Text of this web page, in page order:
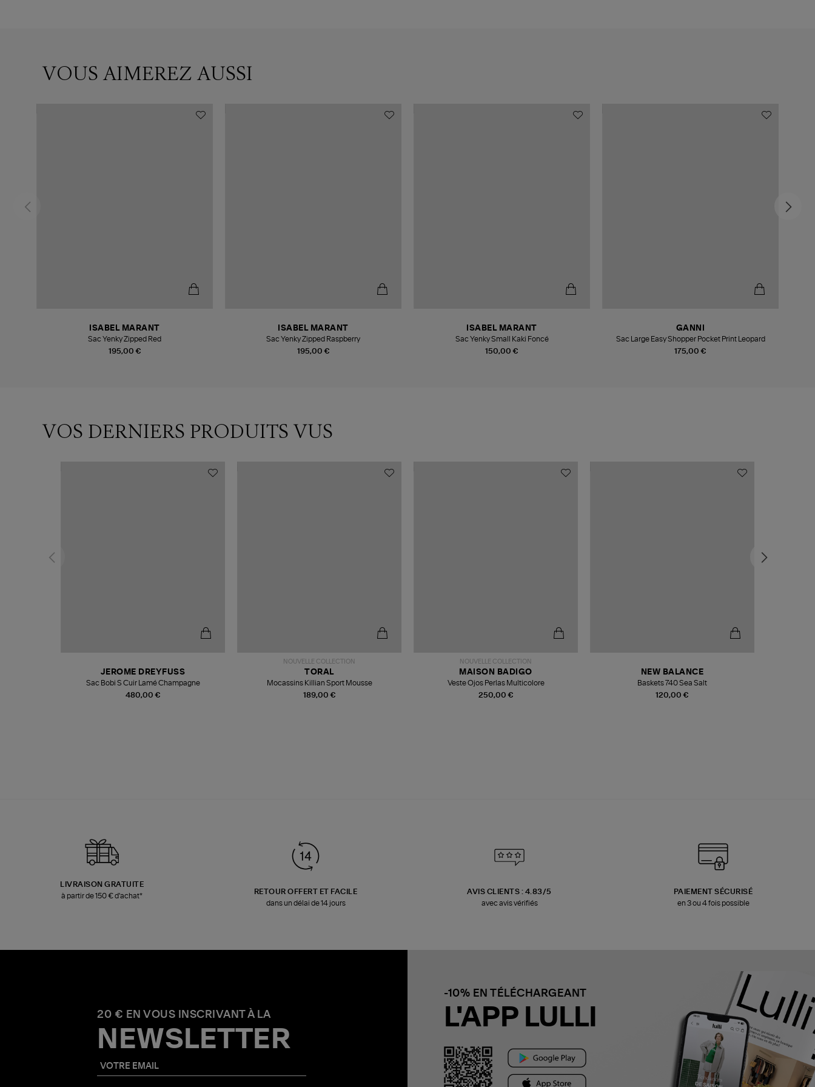
VOUS AIMEREZ AUSSI
195,00 €
ISABEL MARANT
Sac Yenky Zipped Red
195,00 €
ISABEL MARANT
Sac Yenky Zipped Raspberry
150,00 €
ISABEL MARANT
Sac Yenky Small Kaki Foncé
175,00 €
GANNI
Sac Large Easy Shopper Pocket Print Leopard
VOS DERNIERS PRODUITS VUS
480,00 €
JEROME DREYFUSS
Sac Bobi S Cuir Lamé Champagne
NOUVELLE COLLECTION
189,00 €
TORAL
Mocassins Killian Sport Mousse
NOUVELLE COLLECTION
250,00 €
MAISON BADIGO
Veste Ojos Perlas Multicolore
120,00 €
NEW BALANCE
Baskets 740 Sea Salt
LIVRAISON GRATUITE
à partir de 150 € d'achat*
RETOUR OFFERT ET FACILE
dans un délai de 14 jours
AVIS CLIENTS : 4.83/5
avec avis vérifiés
PAIEMENT SÉCURISÉ
en 3 ou 4 fois possible
20 € EN VOUS INSCRIVANT À LA
NEWSLETTER
-10% EN TÉLÉCHARGEANT
L'APP LULLI